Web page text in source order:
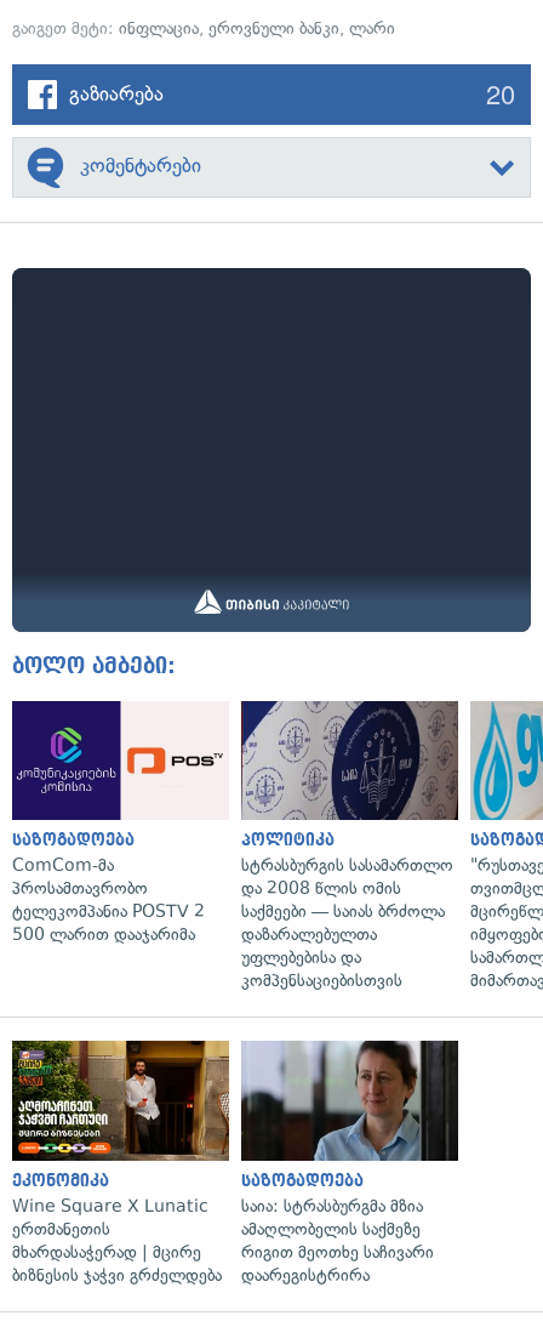
გაიგეთ მეტი: ინფლაცია, ეროვნული ბანკი, ლარი
გაზიარება 20
კომენტარები
ბოლო ამბები:
საზოგადოება
ComCom-მა
პროსამთავრობო
ტელეკომპანია POSTV 2
500 ლარით დააჯარიმა
პოლიტიკა
სტრასბურგის სასამართლო
და 2008 წლის ომის
საქმეები — საიას ბრძოლა
დაზარალებულთა
უფლებებისა და
კომპენსაციებისთვის
ეკონომიკა
Wine Square X Lunatic
ერთმანეთის
მხარდასაჭერად | მცირე
ბიზნესის ჯაჭვი გრძელდება
საზოგადოება
საია: სტრასბურგმა მზია
ამაღლობელის საქმეზე
რიგით მეოთხე საჩივარი
დაარეგისტრირა